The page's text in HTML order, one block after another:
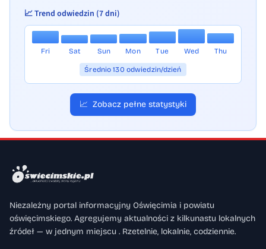
📈 Trend odwiedzin (7 dni)
Fri Sat Sun Mon Tue Wed Thu
Średnio 130 odwiedzin/dzień
📈 Zobacz pełne statystyki
Niezależny portal informacyjny Oświęcimia i powiatu
oświęcimskiego. Agregujemy aktualności z kilkunastu lokalnych
źródeł — w jednym miejscu . Rzetelnie, lokalnie, codziennie.